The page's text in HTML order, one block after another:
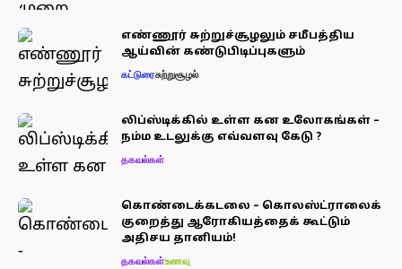
எண்ணூர் சுற்றுச்சூழலும் சமீபத்திய
ஆய்வின் கண்டுபிடிப்புகளும்
கட்டுரைசுற்றுசூழல்
லிப்ஸ்டிக்கில் உள்ள கன உலோகங்கள் –
நம்ம உடலுக்கு எவ்வளவு கேடு ?
தகவல்கள்
கொண்டைக்கடலை – கொலஸ்ட்ராலைக்
குறைத்து ஆரோகியத்தைக் கூட்டும்
அதிசய தானியம்!
தகவல்கள்உணவு